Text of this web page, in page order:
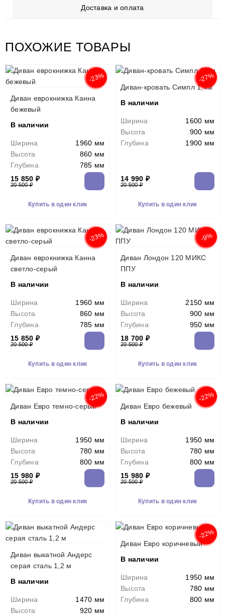
Доставка и оплата
ПОХОЖИЕ ТОВАРЫ
-23%
Диван еврокнижка Канна
бежевый
В наличии
Ширина
1960 мм
Высота
860 мм
Глубина
785 мм
15 850 ₽
20 500 ₽
Купить в один клик
-27%
Диван-кровать Симпл 1,4м
В наличии
Ширина
1600 мм
Высота
900 мм
Глубина
1900 мм
14 990 ₽
20 500 ₽
Купить в один клик
-23%
Диван еврокнижка Канна
светло-серый
В наличии
Ширина
1960 мм
Высота
860 мм
Глубина
785 мм
15 850 ₽
20 500 ₽
Купить в один клик
-9%
Диван Лондон 120 МИКС
ППУ
В наличии
Ширина
2150 мм
Высота
900 мм
Глубина
950 мм
18 700 ₽
20 500 ₽
Купить в один клик
-22%
Диван Евро темно-серый
В наличии
Ширина
1950 мм
Высота
780 мм
Глубина
800 мм
15 980 ₽
20 500 ₽
Купить в один клик
-22%
Диван Евро бежевый
В наличии
Ширина
1950 мм
Высота
780 мм
Глубина
800 мм
15 980 ₽
20 500 ₽
Купить в один клик
Диван выкатной Андерс
серая сталь 1,2 м
В наличии
Ширина
1470 мм
Высота
920 мм
-22%
Диван Евро коричневый
В наличии
Ширина
1950 мм
Высота
780 мм
Глубина
800 мм